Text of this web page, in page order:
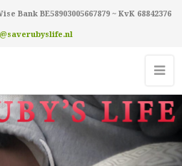
Bank BE58903005667879 ~ KvK 68842376